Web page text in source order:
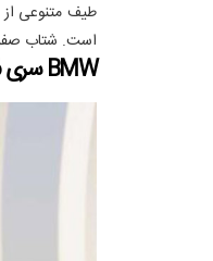
است. شتاب صفر تا صد 5.2 ثانیه‌ای از نکات
BMW سری 6 کد اتاق E24